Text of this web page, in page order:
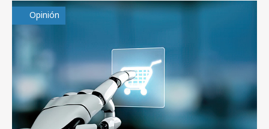
Opinión